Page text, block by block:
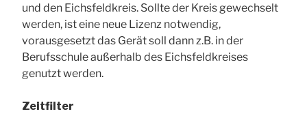
und den Eichsfeldkreis. Sollte der Kreis gewechselt
werden, ist eine neue Lizenz notwendig,
vorausgesetzt das Gerät soll dann z.B. in der
Berufsschule außerhalb des Eichsfeldkreises
genutzt werden.
Zeitfilter